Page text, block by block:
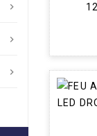


